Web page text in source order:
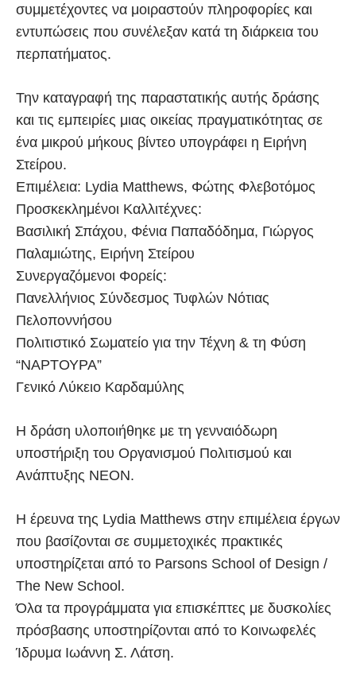
συμμετέχοντες να μοιραστούν πληροφορίες και
εντυπώσεις που συνέλεξαν κατά τη διάρκεια του
περπατήματος.
Την καταγραφή της παραστατικής αυτής δράσης
και τις εμπειρίες μιας οικείας πραγματικότητας σε
ένα μικρού μήκους βίντεο υπογράφει η Ειρήνη
Στείρου.
Επιμέλεια: Lydia Matthews, Φώτης Φλεβοτόμος
Προσκεκλημένοι Καλλιτέχνες:
Βασιλική Σπάχου, Φένια Παπαδόδημα, Γιώργος
Παλαμιώτης, Ειρήνη Στείρου
Συνεργαζόμενοι Φορείς:
Πανελλήνιος Σύνδεσμος Τυφλών Νότιας
Πελοποννήσου
Πολιτιστικό Σωματείο για την Τέχνη & τη Φύση
“ΝΑΡΤΟΥΡΑ”
Γενικό Λύκειο Καρδαμύλης
Η δράση υλοποιήθηκε με τη γενναιόδωρη
υποστήριξη του Οργανισμού Πολιτισμού και
Ανάπτυξης ΝΕΟΝ.
Η έρευνα της Lydia Matthews στην επιμέλεια έργων
που βασίζονται σε συμμετοχικές πρακτικές
υποστηρίζεται από το Parsons School of Design /
The New School.
Όλα τα προγράμματα για επισκέπτες με δυσκολίες
πρόσβασης υποστηρίζονται από το Κοινωφελές
Ίδρυμα Ιωάννη Σ. Λάτση.